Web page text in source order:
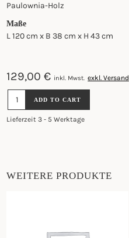
129,00€ inkl. Mwst. exkl. Versand
Lieferzeit 3 - 5 Werktage
SCHWARZ
120CM
QUANTITY
ADD TO CART
Paulownia-Holz
Maße
L 120 cm x B 38 cm x H 43 cm
WEITERE PRODUKTE